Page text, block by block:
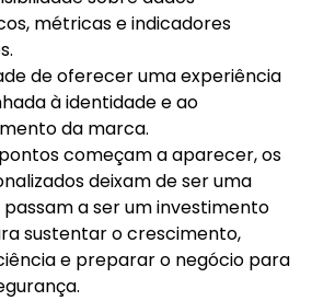
métricas e indicadores
de oferecer uma experiência
à identidade e ao
da marca.
começam a aparecer, os
deixam de ser uma
a ser um investimento
sustentar o crescimento,
e preparar o negócio para